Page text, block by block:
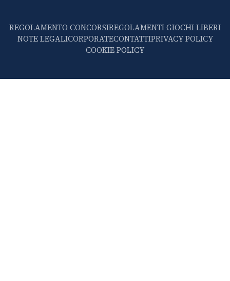
REGOLAMENTO CONCORSIREGOLAMENTI GIOCHI LIBERI
NOTE LEGALICORPORATECONTATTIPRIVACY POLICY
COOKIE POLICY